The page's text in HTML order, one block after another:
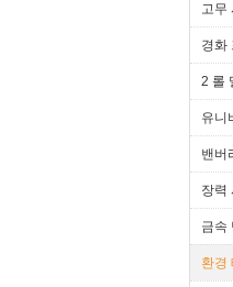
고무
경화
2 롤
유니
밴버
장력
금속
환경